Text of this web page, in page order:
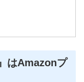
はAmazonプ